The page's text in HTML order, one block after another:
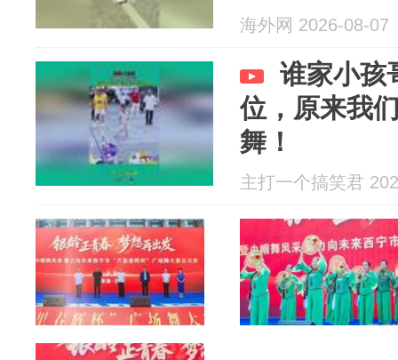
海外网 2026-08-07
谁家小孩
位，原来我
舞！
主打一个搞笑君